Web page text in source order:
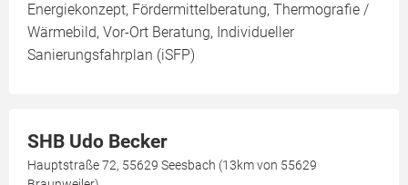
Energiekonzept, Fördermittelberatung, Thermografie /
Wärmebild, Vor-Ort Beratung, Individueller
Sanierungsfahrplan (iSFP)
SHB Udo Becker
Hauptstraße 72, 55629 Seesbach (13km von 55629